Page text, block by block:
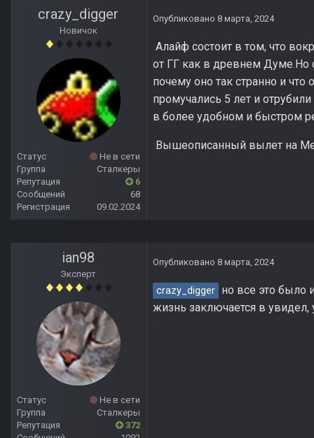
crazy_digger
Новичок
Статус
Не в сети
Группа
Сталкеры
Репутация
6
Сообщений
68
Регистрация
09.02.2024
Опубликовано 8 марта, 2024
Алайф состоит в том, что
от ГГ как в древнем Думе.Но
почему оно так странно и
промучались 5 лет и
в более удобном и быстром
Вышеописанный вылет на
ian98
Эксперт
Статус
Не в сети
Группа
Сталкеры
Репутация
372
Опубликовано 8 марта, 2024
crazy_digger но все это было
жизнь заключается в увидел,